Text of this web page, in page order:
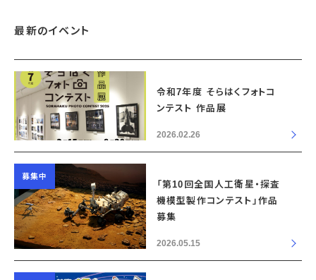
最新のイベント
令和7年度 そらはくフォトコ
ンテスト 作品展
2026.02.26
募集中
「第10回全国人工衛星・探査
機模型製作コンテスト」作品
募集
2026.05.15